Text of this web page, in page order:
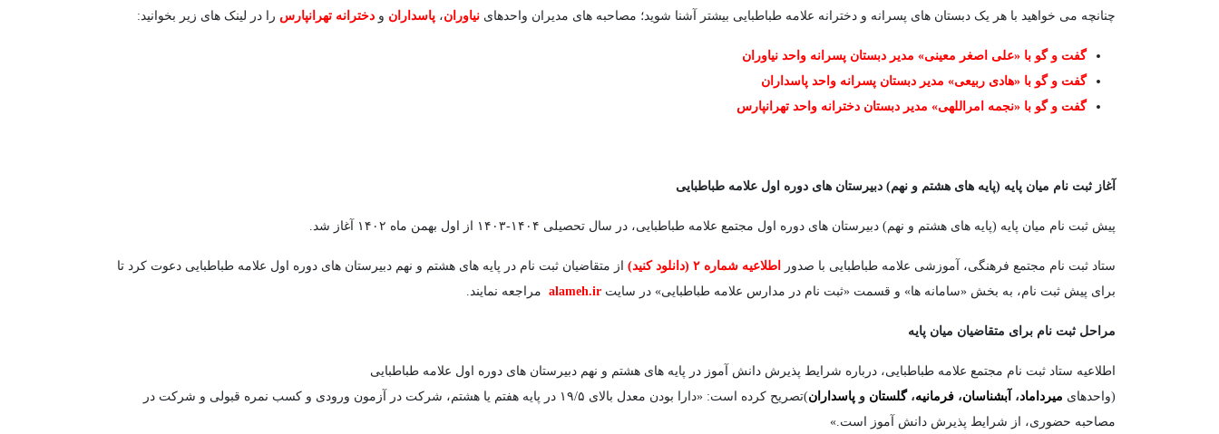
چنانچه می خواهید با هر یک دبستان های پسرانه و دخترانه علامه طباطبایی بیشتر آشنا شوید؛ مصاحبه های مدیران واحدهای نیاوران، پاسداران و دخترانه تهرانپارس را در لینک های زیر بخوانید:
گفت و گو با «علی اصغر معینی» مدیر دبستان پسرانه واحد نیاوران
گفت و گو با «هادی ربیعی» مدیر دبستان پسرانه واحد پاسداران
گفت و گو با «نجمه امراللهی» مدیر دبستان دخترانه واحد تهرانپارس
آغاز ثبت نام میان پایه (پایه های هشتم و نهم) دبیرستان های دوره اول علامه طباطبایی
پیش ثبت نام میان پایه (پایه های هشتم و نهم) دبیرستان های دوره اول مجتمع علامه طباطبایی، در سال تحصیلی ۱۴۰۴-۱۴۰۳ از اول بهمن ماه ۱۴۰۲ آغاز شد.
ستاد ثبت نام مجتمع فرهنگی، آموزشی علامه طباطبایی با صدور اطلاعیه شماره ۲ (دانلود کنید) از متقاضیان ثبت نام در پایه های هشتم و نهم دبیرستان های دوره اول علامه طباطبایی دعوت کرد تا
برای پیش ثبت نام، به بخش «سامانه ها» و قسمت «ثبت نام در مدارس علامه طباطبایی» در سایت alameh.ir مراجعه نمایند.
مراحل ثبت نام برای متقاضیان میان پایه
اطلاعیه ستاد ثبت نام مجتمع علامه طباطبایی، درباره شرایط پذیرش دانش آموز در پایه های هشتم و نهم دبیرستان های دوره اول علامه طباطبایی
(واحدهای میرداماد، آبشناسان، فرمانیه، گلستان و پاسداران
)تصریح کرده است: «دارا بودن معدل بالای ۱۹/۵ در پایه هفتم یا هشتم، شرکت در آزمون ورودی و کسب نمره قبولی و شرکت در
مصاحبه حضوری، از شرایط پذیرش دانش آموز است.»